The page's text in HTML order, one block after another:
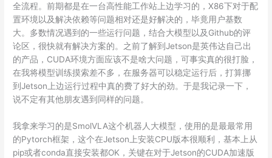
全流程。前期都是在一台高性能工作站上边学习的，X86下对于配
置环境以及解决依赖等问题相对还是好解决的，毕竟用户基数
大。多数情况遇到的一些运行问题，结合大模型以及Github的评
论区，很快就有解决方案的。之前了解到Jetson是英伟达自己出
的产品，CUDA环境方面应该不是啥大问题，可事实真的很打脸，
在我将模型训练摸索差不多，在服务器可以稳定运行后，打算挪
到Jetson上边运行过程中真的费了好大的劲。于是我记录一下，
说不定有其他朋友遇到同样的问题。
我拿来学习的是SmolVLA这个机器人大模型，使用的是最最常用
的Pytorch框架，这个在Jetson上安装CPU版本很顺利，基本上从
pip或者conda直接安装都OK，关键在对于Jetson的CUDA加速版